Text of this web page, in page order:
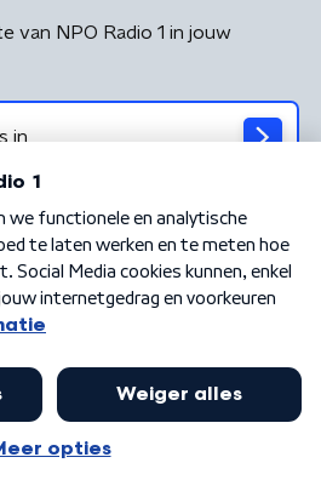
van NPO Radio 1 in jouw